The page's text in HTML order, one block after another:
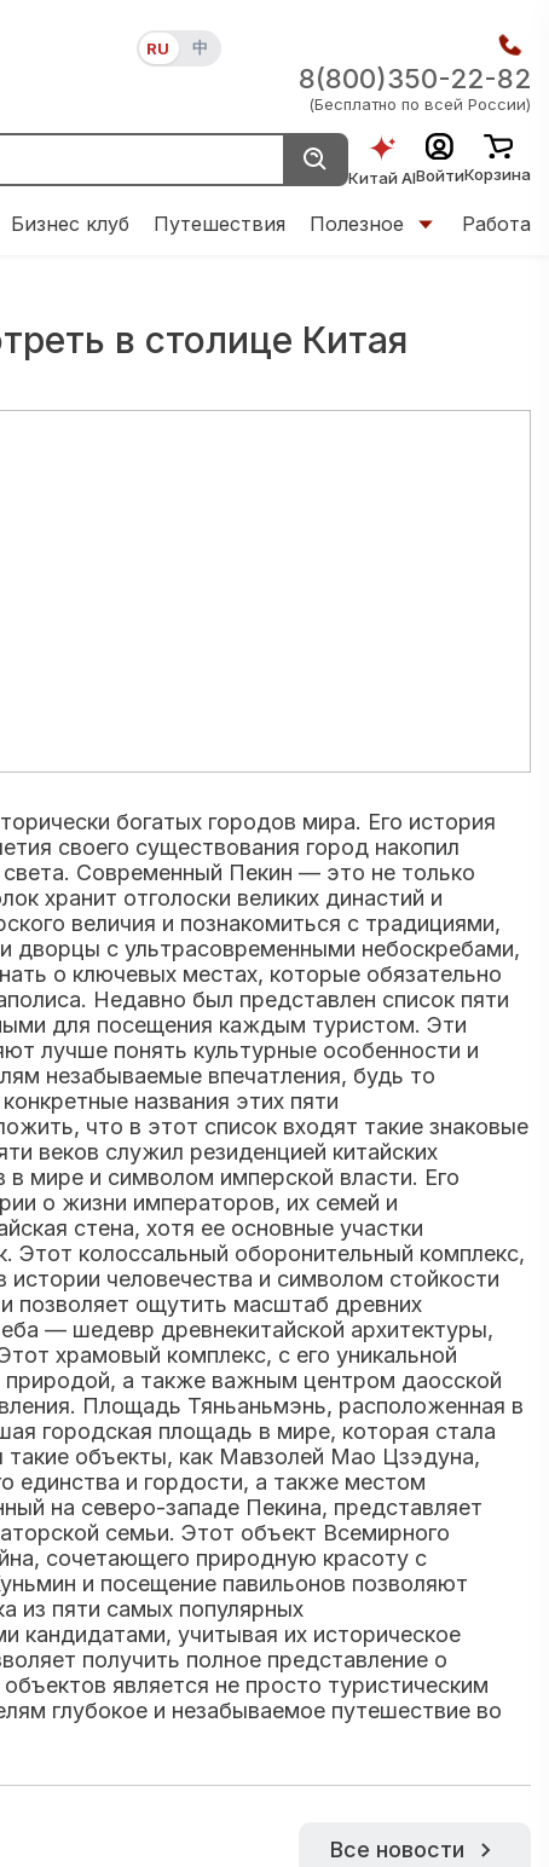
RU 中
8(800)350-22-82
(Бесплатно по всей России)
Китай AIВойтиКорзина
Бизнес клуб Путешествия Полезное Работа
в столице Китая
богатых городов мира. Его история
своего существования город накопил
света. Современный Пекин — это не только
хранит отголоски великих династий и
величия и познакомиться с традициями,
дворцы с ультрасовременными небоскребами,
о ключевых местах, которые обязательно
Недавно был представлен список пяти
для посещения каждым туристом. Эти
лучше понять культурные особенности и
незабываемые впечатления, будь то
названия этих пяти
что в этот список входят такие знаковые
веков служил резиденцией китайских
мире и символом имперской власти. Его
о жизни императоров, их семей и
стена, хотя ее основные участки
Этот колоссальный оборонительный комплекс,
человечества и символом стойкости
позволяет ощутить масштаб древних
— шедевр древнекитайской архитектуры,
храмовый комплекс, с его уникальной
а также важным центром даосской
Площадь Тяньаньмэнь, расположенная в
городская площадь в мире, которая стала
такие объекты, как Мавзолей Мао Цзэдуна,
единства и гордости, а также местом
на северо-западе Пекина, представляет
семьи. Этот объект Всемирного
сочетающего природную красоту с
и посещение павильонов позволяют
из пяти самых популярных
кандидатами, учитывая их историческое
получить полное представление о
является не просто туристическим
глубокое и незабываемое путешествие во
Все новости